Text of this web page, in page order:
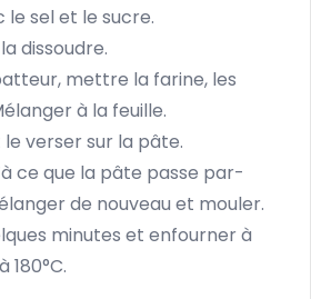
le sel et le sucre.
dissoudre.
mettre la farine, les
à la feuille.
verser sur la pâte.
ce que la pâte passe par-
de nouveau et mouler.
minutes et enfourner à
180°C.